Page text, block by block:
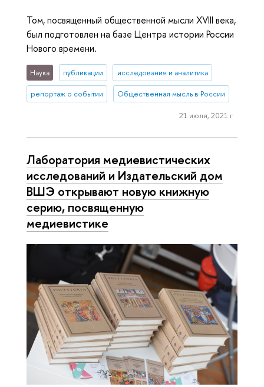
Том, посвященный общественной мысли XVIII века,
был подготовлен на базе Центра истории России
Нового времени.
Наука публикации исследования и аналитика
репортаж о событии Общественная мысль в России
21 июля, 2021 г.
Лаборатория медиевистических
исследований и Издательский дом
ВШЭ открывают новую книжную
серию, посвященную
медиевистике